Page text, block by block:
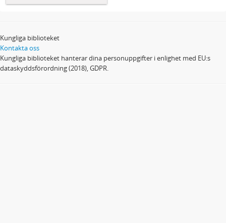
Kungliga biblioteket
Kontakta oss
Kungliga biblioteket hanterar dina personuppgifter i enlighet med EU:s
dataskyddsförordning (2018), GDPR.